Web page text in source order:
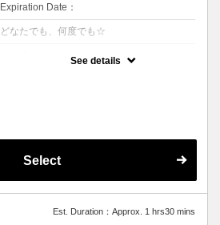
Expiration Date：
どなたでも、何度でも☆
See details
Select
Est. Duration：Approx. 1 hrs30 mins